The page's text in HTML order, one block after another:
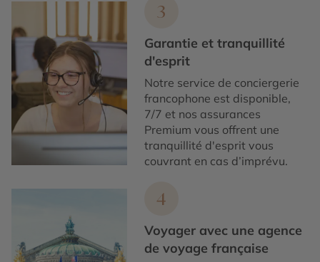
3
Garantie et tranquillité
d'esprit
Notre service de conciergerie
francophone est disponible,
7/7 et nos assurances
Premium vous offrent une
tranquillité d'esprit vous
couvrant en cas d’imprévu.
4
Voyager avec une agence
de voyage française